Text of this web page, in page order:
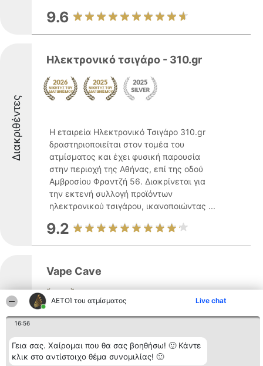
ΑΕΤΟΊ του ατμίσματος Live chat
16:56
Γεια σας. Χαίρομαι που θα σας βοηθήσω! 🙂 Κάντε
κλικ στο αντίστοιχο θέμα συνομιλίας! 🙂
9.6
Διακριθέντες
Ηλεκτρονικό τσιγάρο - 310.gr
Η εταιρεία Ηλεκτρονικό Τσιγάρο 310.gr
δραστηριοποιείται στον τομέα του
ατμίσματος και έχει φυσική παρουσία
στην περιοχή της Αθήνας, επί της οδού
Αμβροσίου Φραντζή 56. Διακρίνεται για
την εκτενή συλλογή προϊόντων
ηλεκτρονικού τσιγάρου, ικανοποιώντας ...
9.2
Διακριθέντες
Vape Cave
Vape Cave εδρεύει στην Αθήνα και
δραστηριοποιείται στον τομέα του